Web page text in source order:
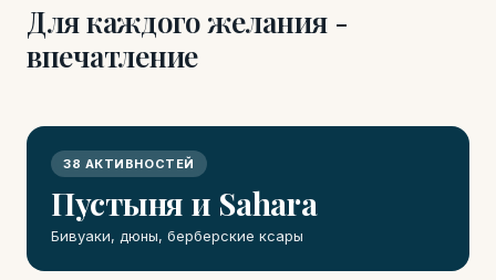
Для каждого желания -
впечатление
38 АКТИВНОСТЕЙ
Пустыня и Sahara
Бивуаки, дюны, берберские ксары